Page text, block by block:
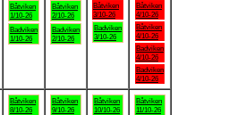
Båtviken
1/10-26
Badviken
1/10-26
Båtviken
2/10-26
Badviken
2/10-26
Båtviken
3/10-26
Badviken
3/10-26
Båtviken
4/10-26
Båtviken
4/10-26
Badviken
4/10-26
Badviken
4/10-26
Båtviken
8/10-26
Båtviken
9/10-26
Båtviken
10/10-26
Båtviken
11/10-26